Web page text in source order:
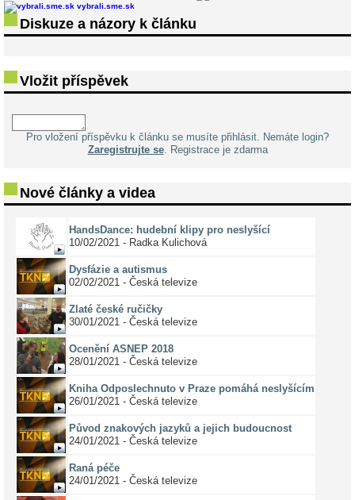
vybrali.sme.sk
Diskuze a názory k článku
Vložit příspěvek
Pro vložení příspěvku k článku se musíte přihlásit. Nemáte login?
Zaregistrujte se. Registrace je zdarma
Nové články a videa
HandsDance: hudební klipy pro neslyšící
10/02/2021 - Radka Kulichová
Dysfázie a autismus
02/02/2021 - Česká televize
Zlaté české ručičky
30/01/2021 - Česká televize
Ocenění ASNEP 2018
28/01/2021 - Česká televize
Kniha Odposlechnuto v Praze pomáhá neslyšícím
26/01/2021 - Česká televize
Původ znakových jazyků a jejich budoucnost
24/01/2021 - Česká televize
Raná péče
24/01/2021 - Česká televize